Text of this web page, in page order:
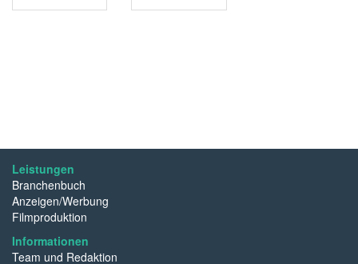
Leistungen
Branchenbuch
Anzeigen/Werbung
Filmproduktion
Informationen
Team und Redaktion